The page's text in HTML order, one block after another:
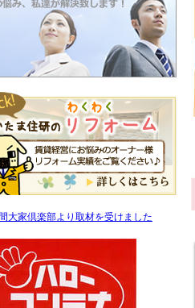
ゆっくりお部屋探しやご相談しましょう
新生活 のスタートは お部屋探し
を中心に賃貸物件をご紹介します
一人暮らしには広めな8.2帖の洋室(´-｀*)
『パールレジデンス』←詳細はクリック
5/22 テナント物件のご案内です
交通量の多い 埼大通り沿い 広さ 約97坪
業種業態ぜーーんぶご相談可能です
熱中症に気を付けてお過ごしください
5/18 春の引っ越しシーズンが落ち着き、
5月は物件が出始める穴場の時期